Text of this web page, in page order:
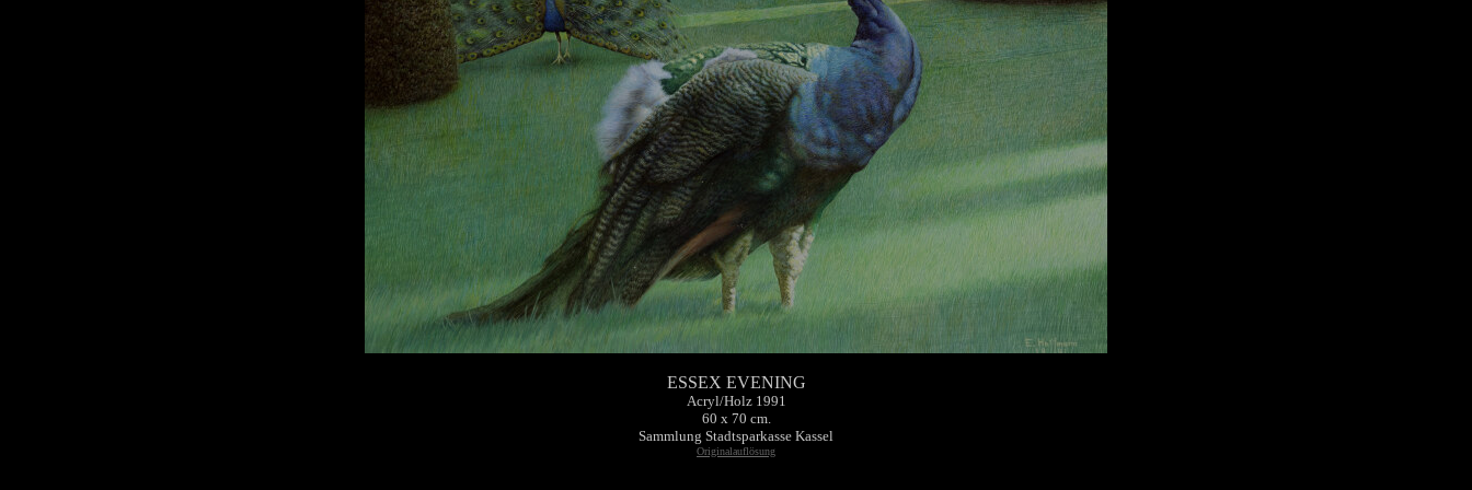
ESSEX EVENING
Acryl/Holz 1991
60 x 70 cm.
Sammlung Stadtsparkasse Kassel
Originalauflösung